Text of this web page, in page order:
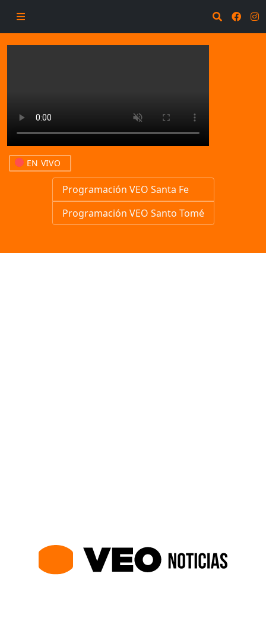
EN VIVO
Programación VEO Santa Fe
Programación VEO Santo Tomé